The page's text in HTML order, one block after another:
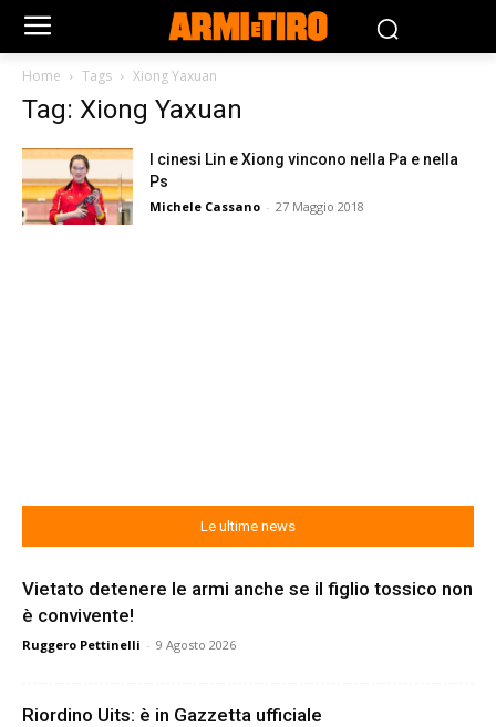
Home Tags Xiong Yaxuan
Tag: Xiong Yaxuan
I cinesi Lin e Xiong vincono nella Pa e nella
Ps
Michele Cassano - 27 Maggio 2018
Le ultime news
Vietato detenere le armi anche se il figlio tossico non
è convivente!
Ruggero Pettinelli - 9 Agosto 2026
Riordino Uits: è in Gazzetta ufficiale